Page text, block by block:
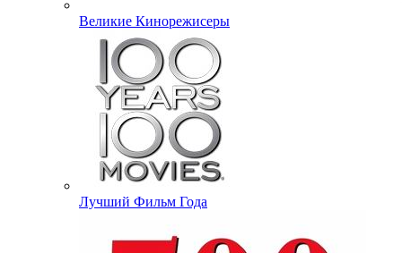
Великие Кинорежисеры
Лучший Фильм Года